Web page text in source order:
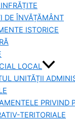
DE ÎNVĂȚĂMÂNT
ISTORICE
LOCAL
UNITĂȚII
PRIVIND
TERITORIALE